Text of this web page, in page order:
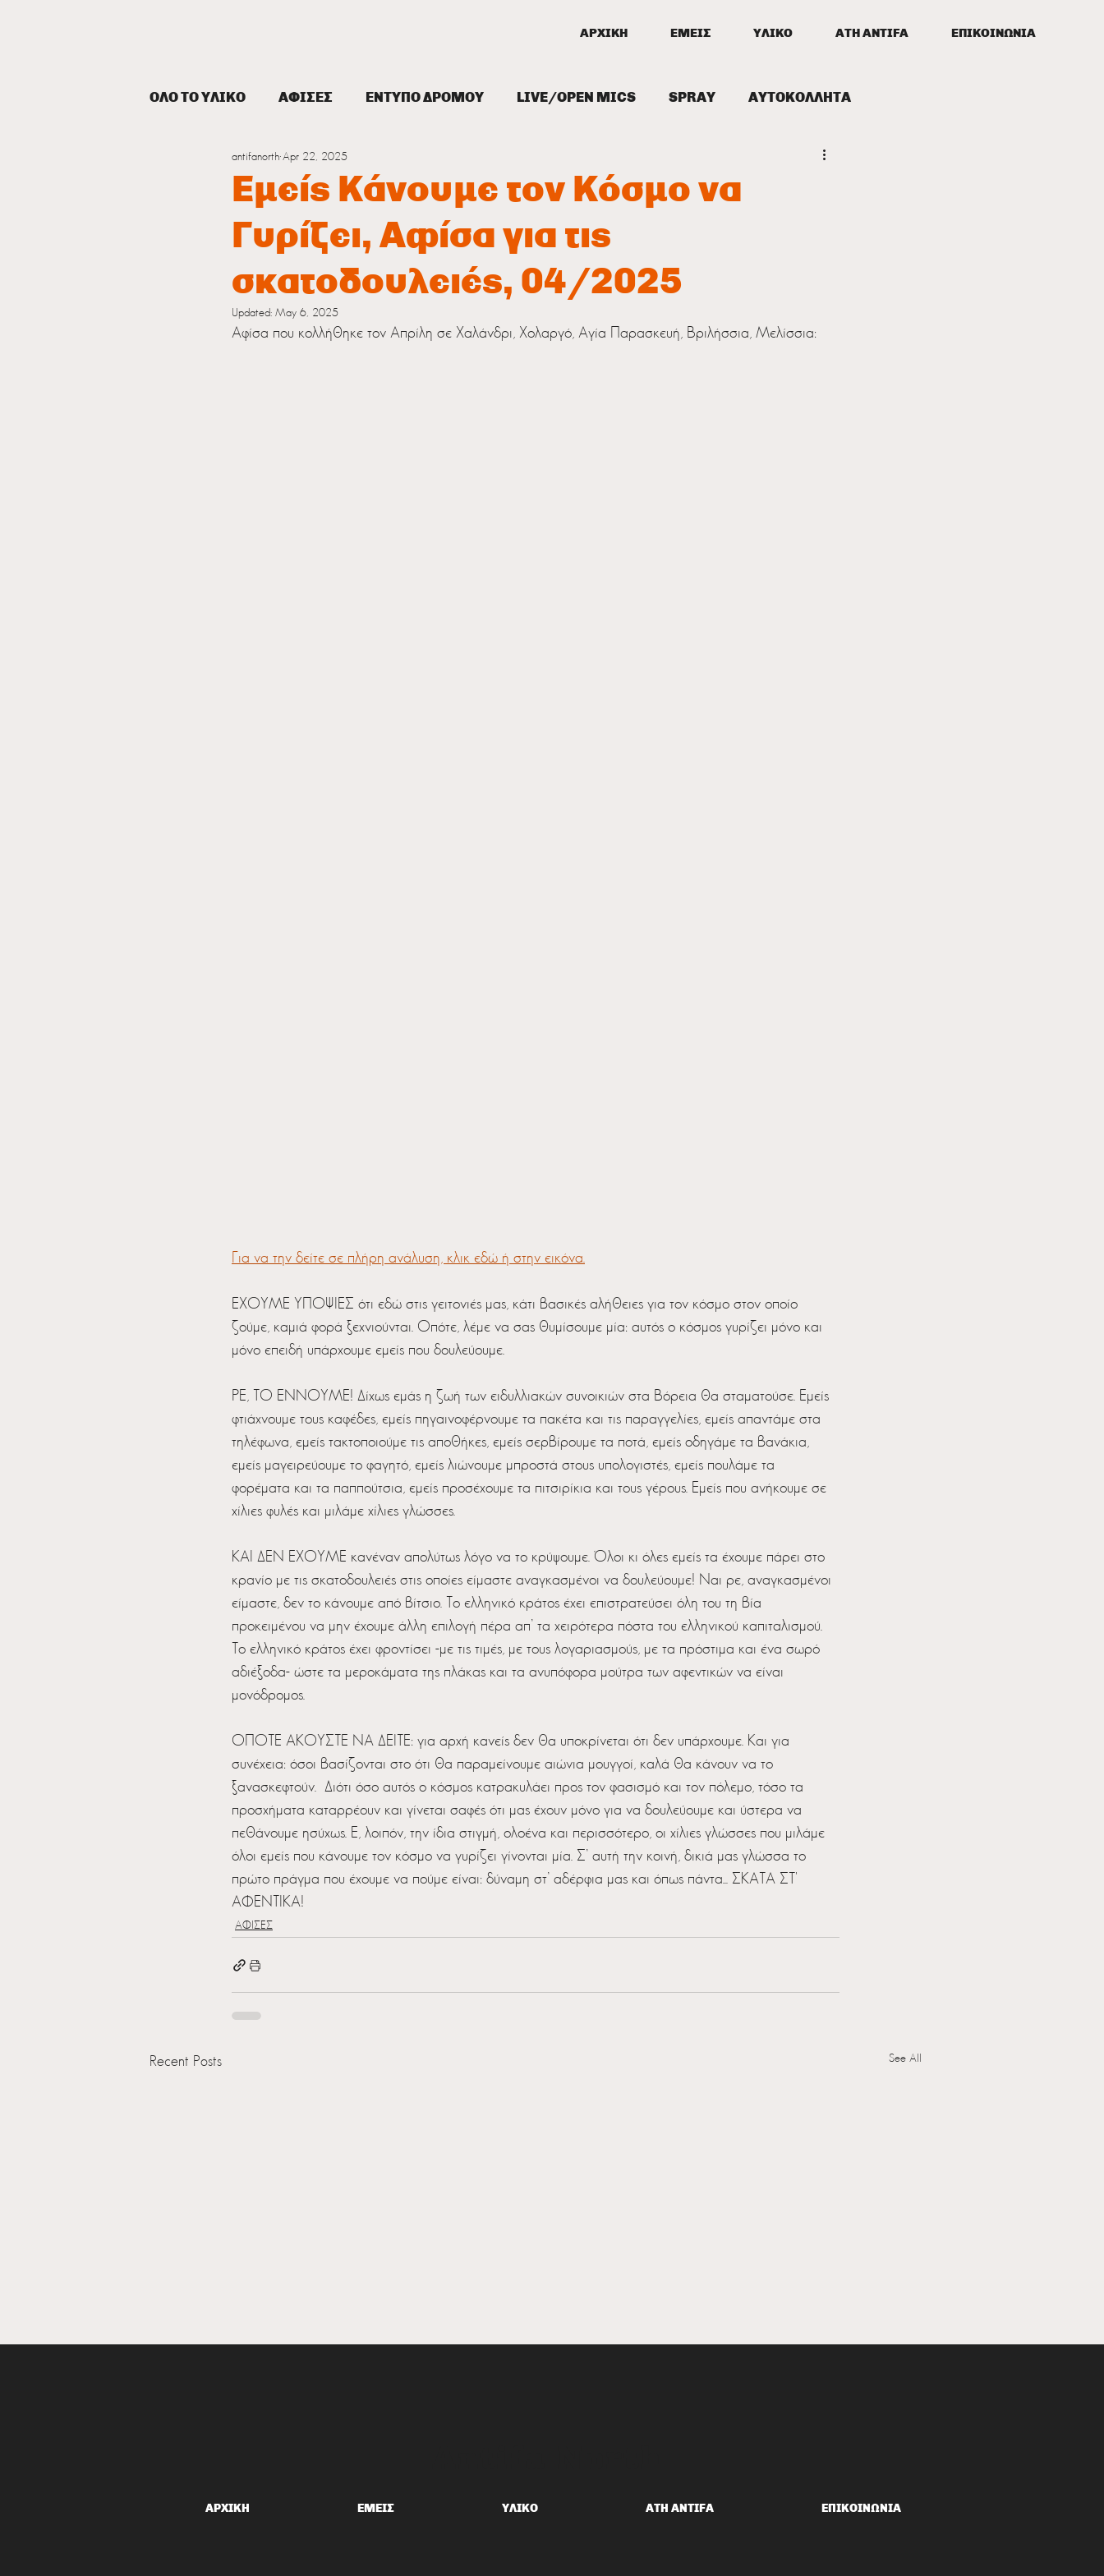
ΑΡΧΙΚΗ ΕΜΕΙΣ ΥΛΙΚΟ ATH ANTIFA ΕΠΙΚΟΙΝΩΝΙΑ
ΟΛΟ ΤΟ ΥΛΙΚΟ ΑΦΙΣΕΣ ΕΝΤΥΠΟ ΔΡΟΜΟΥ LIVE/OPEN MICS SPRAY ΑΥΤΟΚΟΛΛΗΤΑ
ΕΚΔΗΛΩΣΕΙΣ ΠΡΟΚΗΡΥΞΕΙΣ
Εμείς Κάνουμε τον Κόσμο να
Γυρίζει, Αφίσα για τις
σκατοδουλειές, 04/2025
antifanorth Apr 22, 2025
Updated: May 6, 2025
Αφίσα που κολλήθηκε τον Απρίλη σε Χαλάνδρι, Χολαργό, Αγία Παρασκευή, Βριλήσσια, Μελίσσια:
Για να την δείτε σε πλήρη ανάλυση, κλικ εδώ ή στην εικόνα.
ΕΧΟΥΜΕ ΥΠΟΨΙΕΣ ότι εδώ στις γειτονιές μας, κάτι βασικές αλήθειες για τον κόσμο στον οποίο
ζούμε, καμιά φορά ξεχνιούνται. Οπότε, λέμε να σας θυμίσουμε μία: αυτός ο κόσμος γυρίζει μόνο και
μόνο επειδή υπάρχουμε εμείς που δουλεύουμε.
ΡΕ, ΤΟ ΕΝΝΟΥΜΕ! Δίχως εμάς η ζωή των ειδυλλιακών συνοικιών στα Βόρεια θα σταματούσε. Εμείς
φτιάχνουμε τους καφέδες, εμείς πηγαινοφέρνουμε τα πακέτα και τις παραγγελίες, εμείς απαντάμε στα
τηλέφωνα, εμείς τακτοποιούμε τις αποθήκες, εμείς σερβίρουμε τα ποτά, εμείς οδηγάμε τα βανάκια,
εμείς μαγειρεύουμε το φαγητό, εμείς λιώνουμε μπροστά στους υπολογιστές, εμείς πουλάμε τα
φορέματα και τα παππούτσια, εμείς προσέχουμε τα πιτσιρίκια και τους γέρους. Εμείς που ανήκουμε σε
χίλιες φυλές και μιλάμε χίλιες γλώσσες.
ΚΑΙ ΔΕΝ ΕΧΟΥΜΕ κανέναν απολύτως λόγο να το κρύψουμε. Όλοι κι όλες εμείς τα έχουμε πάρει στο
κρανίο με τις σκατοδουλειές στις οποίες είμαστε αναγκασμένοι να δουλεύουμε! Ναι ρε, αναγκασμένοι
είμαστε, δεν το κάνουμε από βίτσιο. Το ελληνικό κράτος έχει επιστρατεύσει όλη του τη βία
προκειμένου να μην έχουμε άλλη επιλογή πέρα απ’ τα χειρότερα πόστα του ελληνικού καπιταλισμού.
Το ελληνικό κράτος έχει φροντίσει -με τις τιμές, με τους λογαριασμούς, με τα πρόστιμα και ένα σωρό
αδιέξοδα- ώστε τα μεροκάματα της πλάκας και τα ανυπόφορα μούτρα των αφεντικών να είναι
μονόδρομος.
ΟΠΟΤΕ ΑΚΟΥΣΤΕ ΝΑ ΔΕΙΤΕ: για αρχή κανείς δεν θα υποκρίνεται ότι δεν υπάρχουμε. Και για
συνέχεια: όσοι βασίζονται στο ότι θα παραμείνουμε αιώνια μουγγοί, καλά θα κάνουν να το
ξανασκεφτούν.  Διότι όσο αυτός ο κόσμος κατρακυλάει προς τον φασισμό και τον πόλεμο, τόσο τα
προσχήματα καταρρέουν και γίνεται σαφές ότι μας έχουν μόνο για να δουλεύουμε και ύστερα να
πεθάνουμε ησύχως. Ε, λοιπόν, την ίδια στιγμή, ολοένα και περισσότερο, οι χίλιες γλώσσες που μιλάμε
όλοι εμείς που κάνουμε τον κόσμο να γυρίζει γίνονται μία. Σ’ αυτή την κοινή, δικιά μας γλώσσα το
πρώτο πράγμα που έχουμε να πούμε είναι: δύναμη στ’ αδέρφια μας και όπως πάντα... ΣΚΑΤΑ ΣΤ'
ΑΦΕΝΤΙΚΑ!
ΑΦΙΣΕΣ
Recent Posts See All
Χρόνια Μάχη με τη Δημόσια
ΕΠΑΛ, Αφίσα για το
στα Χακί, 13/12, Πάρκο
ΑΡΧΙΚΗ ΕΜΕΙΣ ΥΛΙΚΟ ATH ANTIFA ΕΠΙΚΟΙΝΩΝΙΑ